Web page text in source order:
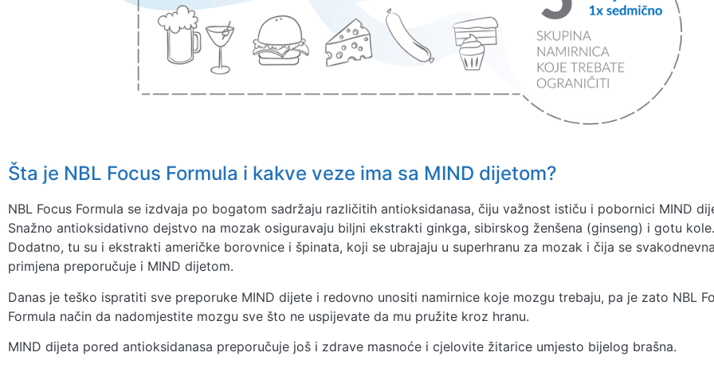
Šta je NBL Focus Formula i kakve veze ima sa MIND dijetom?
NBL Focus Formula se izdvaja po bogatom sadržaju različitih antioksidanasa, čiju važnost ističu i pobornici MIND
Snažno antioksidativno dejstvo na mozak osiguravaju biljni ekstrakti ginkga, sibirskog ženšena (ginseng) i gotu kole.
Dodatno, tu su i ekstrakti američke borovnice i špinata, koji se ubrajaju u superhranu za mozak i čija se
primjena preporučuje i MIND dijetom.
Danas je teško ispratiti sve preporuke MIND dijete i redovno unositi namirnice koje mozgu trebaju, pa je zato NBL
Formula način da nadomjestite mozgu sve što ne uspijevate da mu pružite kroz hranu.
MIND dijeta pored antioksidanasa preporučuje još i zdrave masnoće i cjelovite žitarice umjesto bijelog brašna.